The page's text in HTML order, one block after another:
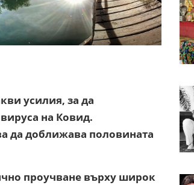
усилия, за да
на Ковид.
да доближава половината
проучване върху широк